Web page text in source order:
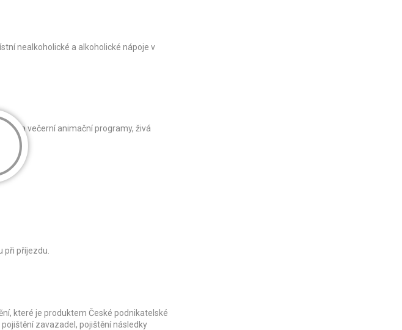
nealkoholické a alkoholické nápoje v
a večerní animační programy, živá
při příjezdu.
které je produktem České podnikatelské
zavazadel, pojištění následky